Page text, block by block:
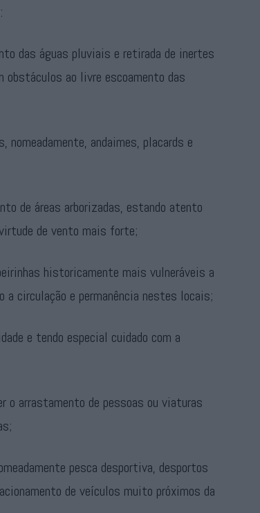
das águas pluviais e retirada de inertes
obstáculos ao livre escoamento das
andaimes, placards e
de áreas arborizadas, estando atento
de vento mais forte;
historicamente mais vulneráveis a
a circulação e permanência nestes locais;
e tendo especial cuidado com a
o arrastamento de pessoas ou viaturas
pesca desportiva, desportos
de veículos muito próximos da